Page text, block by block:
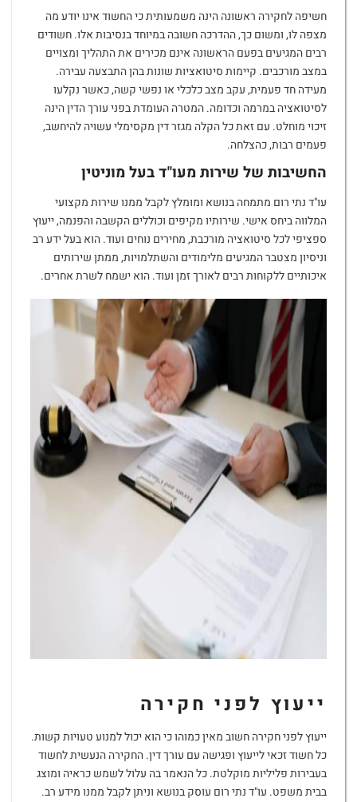
חשיפה לחקירה ראשונה הינה משמעותית כי החשוד אינו יודע מה
מצפה לו, ומשום כך, ההדרכה חשובה במיוחד בנסיבות אלו. חשודים
רבים המגיעים בפעם הראשונה אינם מכירים את התהליך ומצויים
במצב מורכבים. קיימות סיטואציות שונות בהן התבצעה עבירה.
מעידה חד פעמית, עקב מצב כלכלי או נפשי קשה, כאשר נקלעו
לסיטואציה במרמה וכדומה. המטרה העומדת בפני עורך הדין הינה
זיכוי מוחלט. עם זאת כל הקלה מגזר דין מקסימלי עשויה להיחשב,
פעמים רבות, כהצלחה.
החשיבות של שירות מעו"ד בעל מוניטין
עו"ד נתי רום מתמחה בנושא ומומלץ לקבל ממנו שירות מקצועי
המלווה ביחס אישי. שירותיו מקיפים וכוללים הקשבה והפנמה, ייעוץ
ספציפי לכל סיטואציה מורכבת, מחירים נוחים ועוד. הוא בעל ידע רב
וניסיון מצטבר המגיעים מלימודים והשתלמויות, ממתן שירותים
איכותיים ללקוחות רבים לאורך זמן ועוד. הוא ישמח לשרת אחרים.
ייעוץ לפני חקירה
ייעוץ לפני חקירה חשוב מאין כמוהו כי הוא יכול למנוע טעויות קשות.
כל חשוד זכאי לייעוץ ופגישה עם עורך דין. החקירה הנעשית לחשוד
בעבירות פליליות מוקלטת. כל הנאמר בה עלול לשמש כראיה ומוצג
בבית משפט. עו"ד נתי רום עוסק בנושא וניתן לקבל ממנו מידע רב.